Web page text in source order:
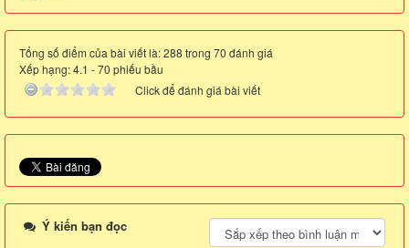
Tổng số điểm của bài viết là: 288 trong 70 đánh giá
Xếp hạng:4.1 -70 phiếu bầu
Click để đánh giá bài viết
Ý kiến bạn đọc